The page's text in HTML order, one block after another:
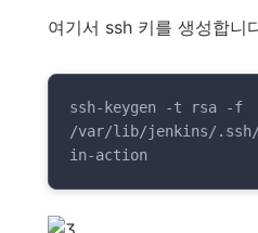
여기서 ssh 키를 생성합니
ssh-keygen -t rsa -f
/var/lib/jenkins/.ssh/
in-action